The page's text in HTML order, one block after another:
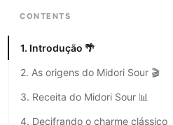
CONTENTS
1. Introdução 🌴
2. As origens do Midori Sour 🎬
3. Receita do Midori Sour 📊
4. Decifrando o charme clássico